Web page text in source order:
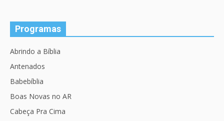
Programas
Abrindo a Bíblia
Antenados
Babebíblia
Boas Novas no AR
Cabeça Pra Cima